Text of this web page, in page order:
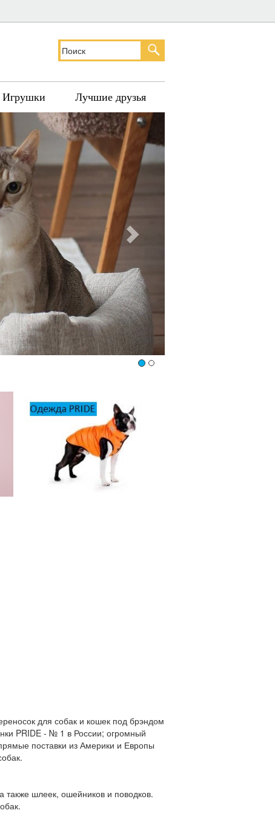
Игрушки Лучшие друзья
для собак и кошек под брэндом
PRIDE - № 1 в России; огромный
поставки из Америки и Европы
также шлеек, ошейников и поводков.